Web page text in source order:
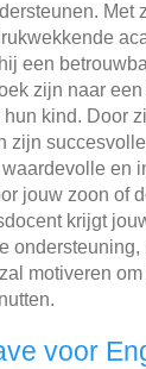
Met
een
zijn naar
kind. Door
zijn
en
jouw zoon of
krijgt
ondersteuning,
motiveren
voor